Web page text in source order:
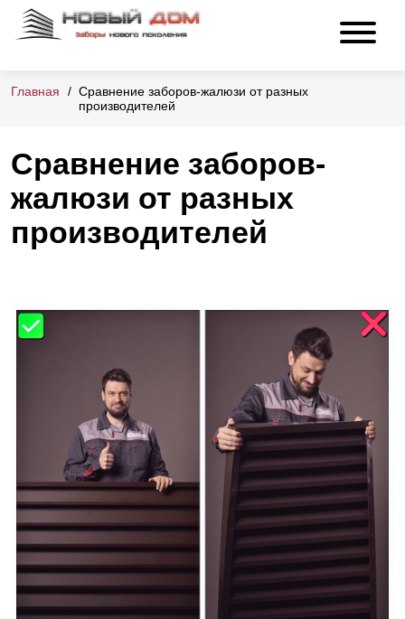
Главная
Сравнение заборов-жалюзи от разных
производителей
Сравнение заборов-
жалюзи от разных
производителей